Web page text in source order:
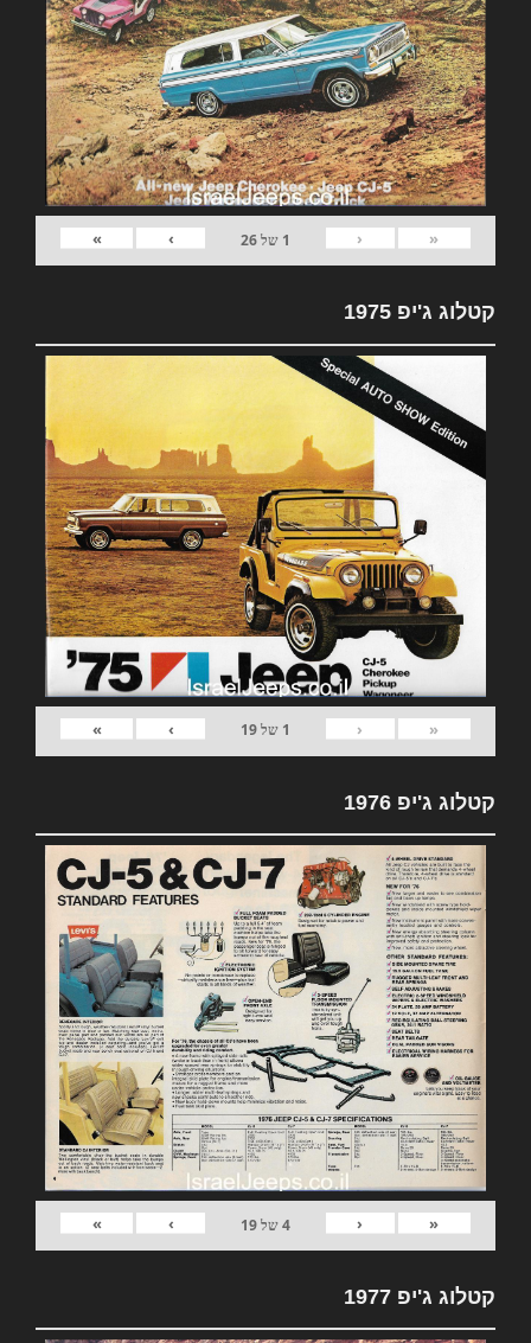
«
‹
1 של26
›
»
קטלוג ג'יפ 1975
«
‹
1 של19
›
»
קטלוג ג'יפ 1976
«
‹
4של19
›
»
קטלוג ג'יפ 1977